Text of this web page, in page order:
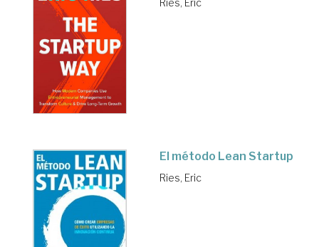
Ries, Eric
El método Lean Startup
Ries, Eric